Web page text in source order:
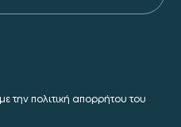
την πολιτική απορρήτου του